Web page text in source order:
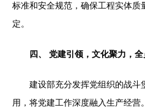
标准和安全规范，确保工程实体质
定。
四、 党建引领，文化聚力，
建设部充分发挥党组织的战斗
用，将党建工作深度融入生产经营